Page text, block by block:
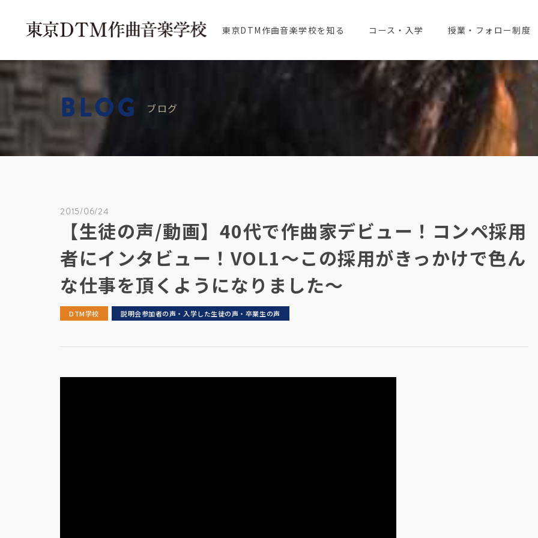
東京DTM作曲音楽学校を知る コース・入学 授業・フォロー制度
BLOG ブログ
2015/06/24
【生徒の声/動画】40代で作曲家デビュー！コンペ採用
者にインタビュー！VOL1～この採用がきっかけで色ん
な仕事を頂くようになりました～
DTM学校 説明会参加者の声・入学した生徒の声・卒業生の声